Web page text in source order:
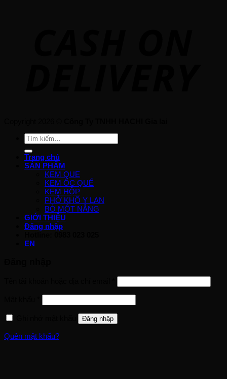
Tìm
kiếm:
Trang chủ
SẢN PHẨM
KEM QUE
KEM ỐC QUẾ
KEM HỘP
PHỞ KHÔ Y LAN
BÒ MỘT NẮNG
GIỚI THIỆU
Đăng nhập
EN
Đăng nhập
Quên mật khẩu?